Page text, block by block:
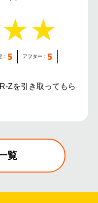
： 5 アフター： 5
Zを引き取ってもら
覧